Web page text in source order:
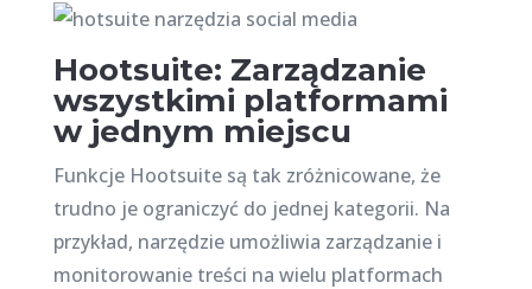
Hootsuite: Zarządzanie
wszystkimi platformami
w jednym miejscu
Funkcje Hootsuite są tak zróżnicowane, że
trudno je ograniczyć do jednej kategorii. Na
przykład, narzędzie umożliwia zarządzanie i
monitorowanie treści na wielu platformach